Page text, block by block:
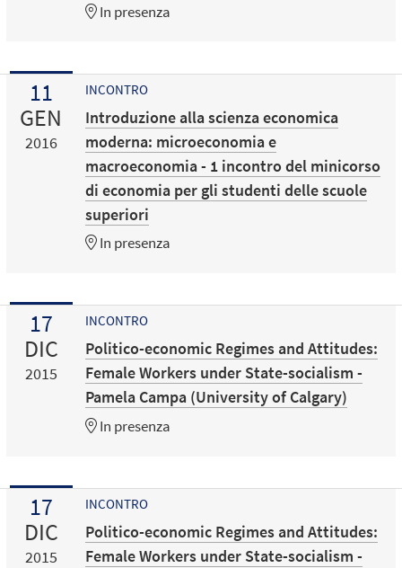
In presenza
11
GEN
2016
INCONTRO
Introduzione alla scienza economica
moderna: microeconomia e
macroeconomia - 1 incontro del minicorso
di economia per gli studenti delle scuole
superiori
In presenza
17
DIC
2015
INCONTRO
Politico-economic Regimes and Attitudes:
Female Workers under State-socialism -
Pamela Campa (University of Calgary)
In presenza
17
DIC
2015
INCONTRO
Politico-economic Regimes and Attitudes:
Female Workers under State-socialism -